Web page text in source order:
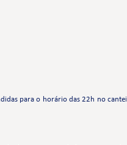
para o horário das 22h no